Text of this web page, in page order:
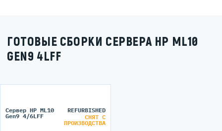
ГОТОВЫЕ СБОРКИ СЕРВЕРА HP ML10
GEN9 4LFF
Сервер HP ML10
Gen9 4/6LFF
REFURBISHED
СНЯТ С
ПРОИЗВОДСТВА